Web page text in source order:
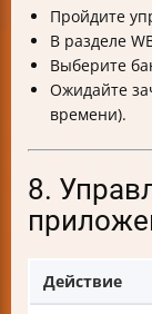
Пройдите
В разделе
Выберите
Ожидайте
времени).
8.
Действие